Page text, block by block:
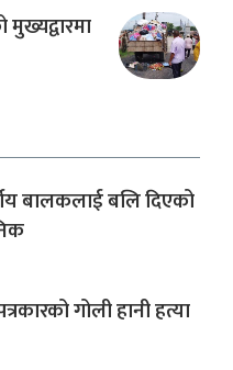
बालकलाई बलि दिएको
गोली हानी हत्या